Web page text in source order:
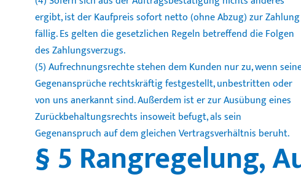
ergibt, ist der Kaufpreis sofort netto (ohne Abzug) zur Zahlung
fällig. Es gelten die gesetzlichen Regeln betreffend die Folgen
des Zahlungsverzugs.
(5) Aufrechnungsrechte stehen dem Kunden nur zu, wenn
Gegenansprüche rechtskräftig festgestellt, unbestritten oder
von uns anerkannt sind. Außerdem ist er zur Ausübung eines
Zurückbehaltungsrechts insoweit befugt, als sein
Gegenanspruch auf dem gleichen Vertragsverhältnis beruht.
§ 5 Rangregelung,